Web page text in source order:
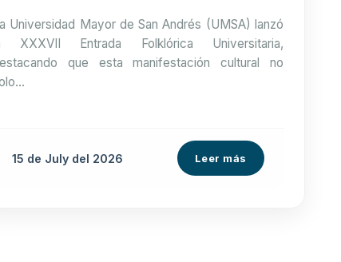
Universidad Mayor de San Andrés (UMSA) lanzó
XXXVII Entrada Folklórica Universitaria,
que esta manifestación cultural no
15 de Julydel 2026 Leer más